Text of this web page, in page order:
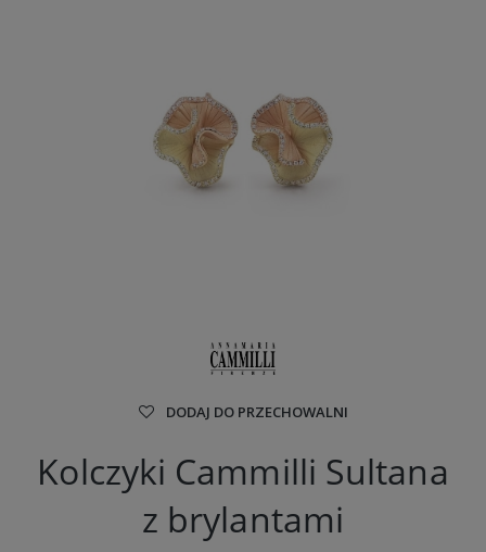
DODAJ DO PRZECHOWALNI
Kolczyki Cammilli Sultana
z brylantami